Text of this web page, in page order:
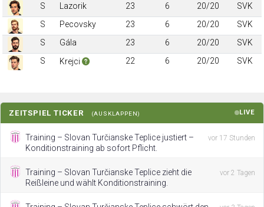
S
Lazorik 23 6 20/20
SVK
S
Pecovsky 23 6 20/20
SVK
S
Gála 23 6 20/20
SVK
S
Krejci 22 6 20/20 SVK
ZEITSPIEL TICKER (AUSKLAPPEN) LIVE
Training – Slovan Turčianske Teplice justiert –
Konditionstraining ab sofort Pflicht.
vor 17 Stunden
Training – Slovan Turčianske Teplice zieht die
Reißleine und wählt Konditionstraining.
vor 2 Tagen